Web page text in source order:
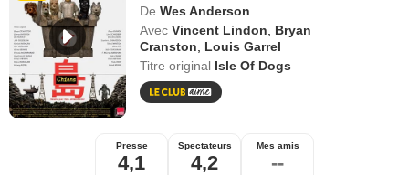
De Wes Anderson
Avec Vincent Lindon
Bryan
Cranston
Louis Garrel
Titre original Isle Of Dogs
Presse
4,1
Spectateurs
4,2
Mes amis
--